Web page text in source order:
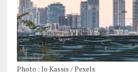
Photo : Jo Kassis / Pexels